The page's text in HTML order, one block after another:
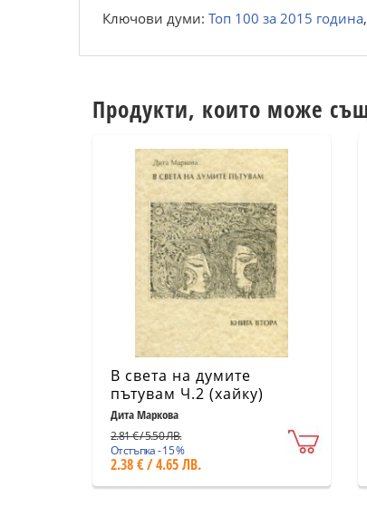
Ключови думи: Топ 100 за 2015 година,
Продукти, които може
В света на думите
пътувам Ч.2 (хайку)
Дита Маркова
2.81 € / 5.50 ЛВ.
Отстъпка - 15 %
2.38 € / 4.65 ЛВ.